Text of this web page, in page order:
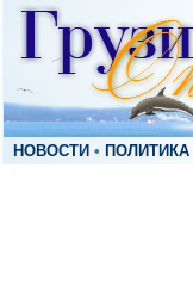
НОВОСТИ • ПОЛИТИКА